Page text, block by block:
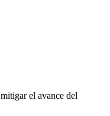
el avance del